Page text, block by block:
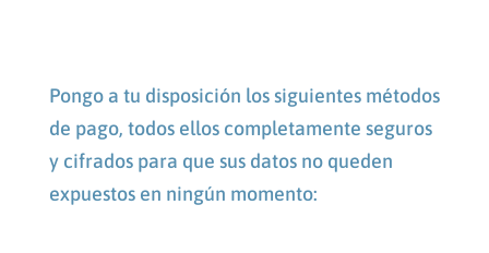
Pongo a tu disposición los siguientes métodos
de pago, todos ellos completamente seguros
y cifrados para que sus datos no queden
expuestos en ningún momento: